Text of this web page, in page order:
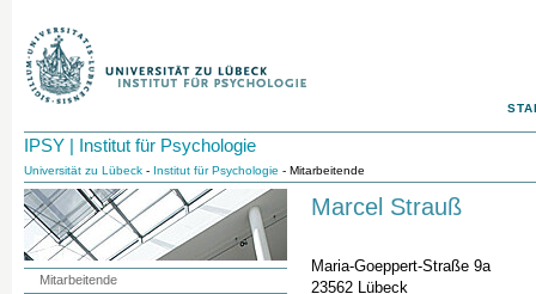
IPSY | Institut für Psychologie
Universität zu Lübeck - Institut für Psychologie - Mitarbeitende
Marcel Strauß
Maria-Goeppert-Straße 9a
23562 Lübeck
Mitarbeitende